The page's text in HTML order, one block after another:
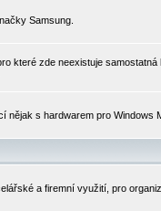
Samsung.
které zde neexistuje
nějak s hardwarem pro Windows
a firemní využití, pro